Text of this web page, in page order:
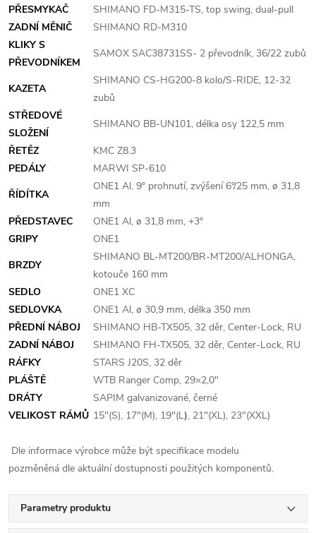
PŘESMYKAČ
SHIMANO FD-M315-TS, top swing, dual-pull
ZADNÍ MĚNIČ
SHIMANO RD-M310
KLIKY S
PŘEVODNÍKEM
SAMOX SAC38731SS- 2 převodník, 36/22 zubů
KAZETA
SHIMANO CS-HG200-8 kolo/S-RIDE, 12-32
zubů
STŘEDOVÉ
SLOŽENÍ
SHIMANO BB-UN101, délka osy 122,5 mm
ŘETĚZ
KMC Z8.3
PEDÁLY
MARWI SP-610
ŘÍDÍTKA
ONE1 Al, 9° prohnutí, zvýšení 6°/25 mm, ø 31,8
mm
PŘEDSTAVEC
ONE1 Al, ø 31,8 mm, +3°
GRIPY
ONE1
BRZDY
SHIMANO BL-MT200/BR-MT200/ALHONGA,
kotouče 160 mm
SEDLO
ONE1 XC
SEDLOVKA
ONE1 Al, ø 30,9 mm, délka 350 mm
PŘEDNÍ NÁBOJ
SHIMANO HB-TX505, 32 děr, Center-Lock, RU
ZADNÍ NÁBOJ
SHIMANO FH-TX505, 32 děr, Center-Lock, RU
RÁFKY
STARS J20S, 32 děr
PLÁŠTĚ
WTB Ranger Comp, 29×2,0"
DRÁTY
SAPIM galvanizované, černé
VELIKOST RÁMŮ 15"(S), 17"(M), 19"(L), 21"(XL), 23"(XXL)
Dle informace výrobce může být specifikace modelu
pozměněná dle aktuální dostupnosti použitých komponentů.
Parametry produktu